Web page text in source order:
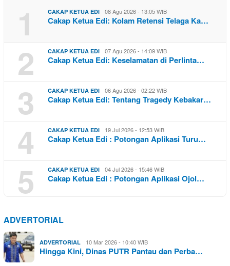
1 CAKAP KETUA EDI 08 Agu 2026 - 13:05 WIB
Cakap Ketua Edi: Kolam Retensi Telaga Ka…
2 CAKAP KETUA EDI 07 Agu 2026 - 14:09 WIB
Cakap Ketua Edi: Keselamatan di Perlinta…
3 CAKAP KETUA EDI 06 Agu 2026 - 02:22 WIB
Cakap Ketua Edi: Tentang Tragedy Kebakar…
4 CAKAP KETUA EDI 19 Jul 2026 - 12:53 WIB
Cakap Ketua Edi : Potongan Aplikasi Turu…
5 CAKAP KETUA EDI 04 Jul 2026 - 15:46 WIB
Cakap Ketua Edi : Potongan Aplikasi Ojol…
ADVERTORIAL
ADVERTORIAL 10 Mar 2026 - 10:40 WIB
Hingga Kini, Dinas PUTR Pantau dan Perba…